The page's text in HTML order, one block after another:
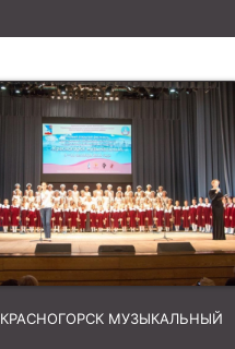
КРАСНОГОРСК МУЗЫКАЛЬНЫЙ